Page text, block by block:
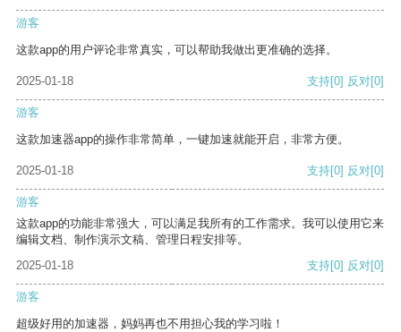
游客
这款app的用户评论非常真实，可以帮助我做出更准确的选择。
2025-01-18 支持[0] 反对[0]
游客
这款加速器app的操作非常简单，一键加速就能开启，非常方便。
2025-01-18 支持[0] 反对[0]
游客
这款app的功能非常强大，可以满足我所有的工作需求。我可以使用它来
编辑文档、制作演示文稿、管理日程安排等。
2025-01-18
支持[0] 反对[0]
游客
超级好用的加速器，妈妈再也不用担心我的学习啦！